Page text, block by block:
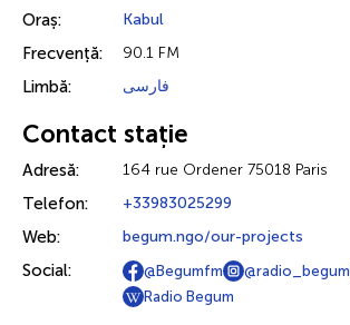
Oraș: Kabul
Frecvență: 90.1 FM
Limbă: فارسی
Contact stație
Adresă: 164 rue Ordener 75018 Paris
Telefon: +33983025299
Web: begum.ngo/our-projects
Social: @Begumfm @radio_begum
Radio Begum